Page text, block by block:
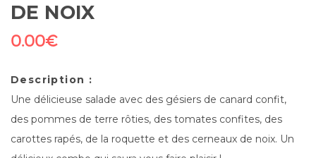
DE NOIX
0.00€
Description :
Une délicieuse salade avec des gésiers de canard confit,
des pommes de terre rôties, des tomates confites, des
carottes rapés, de la roquette et des cerneaux de noix. Un